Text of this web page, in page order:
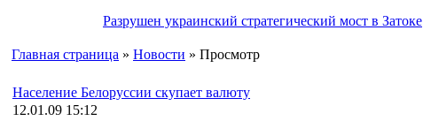
Разрушен украинский стратегический мост в Затоке
Главная страница » Новости » Просмотр
Население Белоруссии скупает валюту
12.01.09 15:12